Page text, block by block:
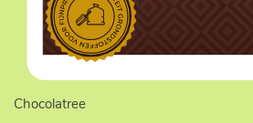
Chocolatree